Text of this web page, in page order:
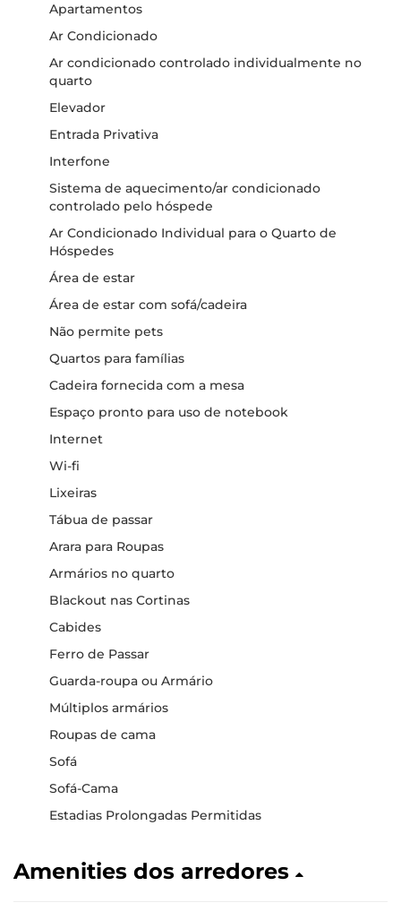
Apartamentos
Ar Condicionado
Ar condicionado controlado individualmente no
quarto
Elevador
Entrada Privativa
Interfone
Sistema de aquecimento/ar condicionado
controlado pelo hóspede
Ar Condicionado Individual para o Quarto de
Hóspedes
Área de estar
Área de estar com sofá/cadeira
Não permite pets
Quartos para famílias
Cadeira fornecida com a mesa
Espaço pronto para uso de notebook
Internet
Wi-fi
Lixeiras
Tábua de passar
Arara para Roupas
Armários no quarto
Blackout nas Cortinas
Cabides
Ferro de Passar
Guarda-roupa ou Armário
Múltiplos armários
Roupas de cama
Sofá
Sofá-Cama
Estadias Prolongadas Permitidas
Amenities dos arredores